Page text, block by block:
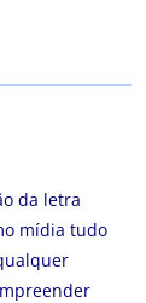
da letra
mídia tudo